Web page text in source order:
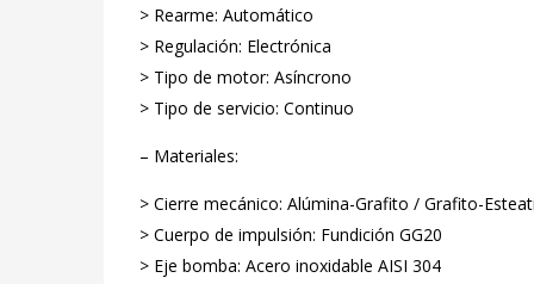
> Rearme: Automático
> Regulación: Electrónica
> Tipo de motor: Asíncrono
> Tipo de servicio: Continuo
– Materiales:
> Cierre mecánico: Alúmina-Grafito / Grafito-
> Cuerpo de impulsión: Fundición GG20
> Eje bomba: Acero inoxidable AISI 304